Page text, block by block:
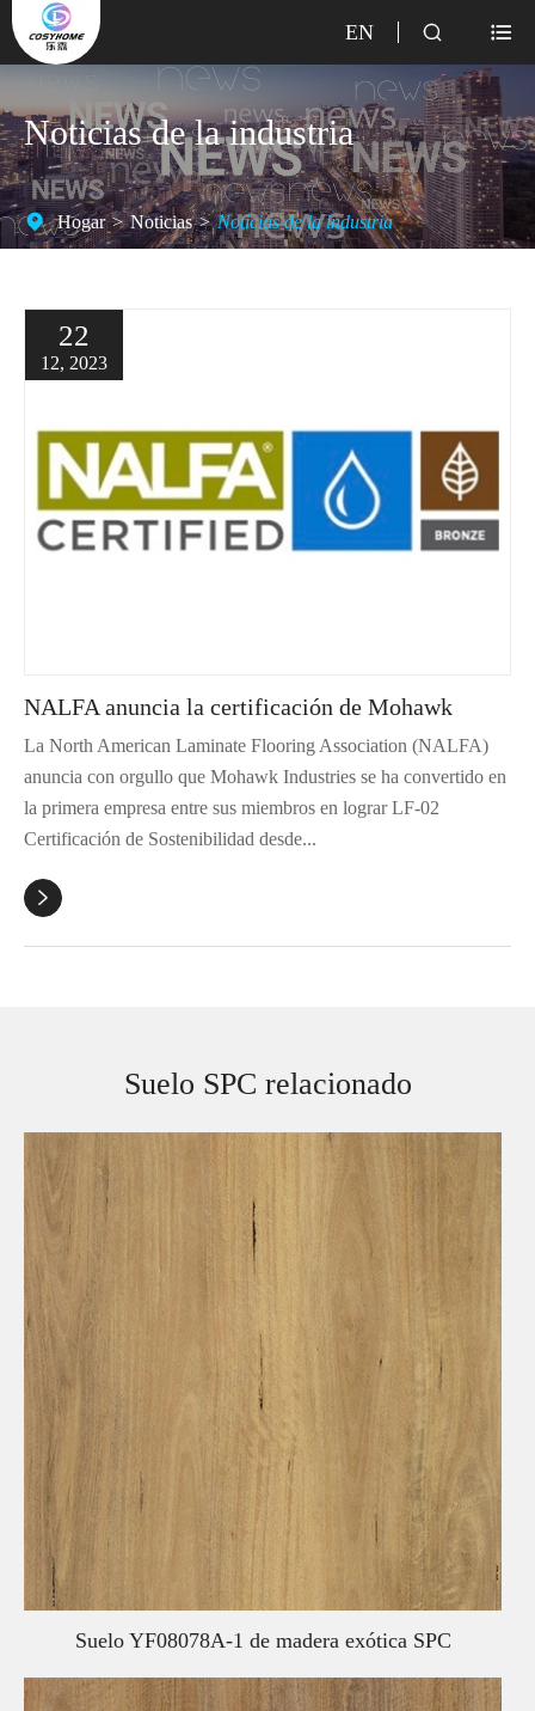
EN  
Noticias de la industria
Hogar Noticias Noticias de la industria
22
12, 2023
NALFA anuncia la certificación de Mohawk
La North American Laminate Flooring Association (NALFA)
anuncia con orgullo que Mohawk Industries se ha convertido en
la primera empresa entre sus miembros en lograr LF-02
Certificación de Sostenibilidad desde...

Suelo SPC relacionado
Suelo YF08078A-1 de madera exótica SPC